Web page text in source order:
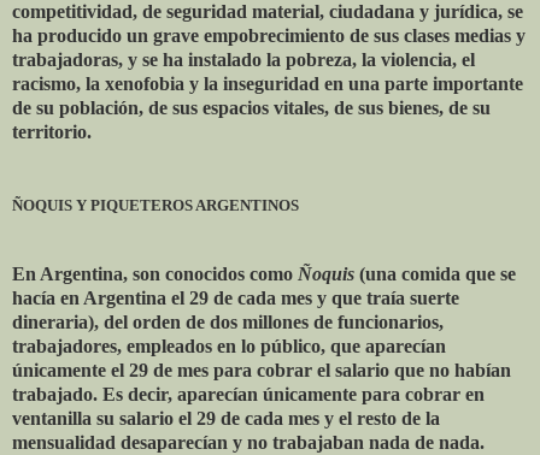
competitividad, de seguridad material, ciudadana y jurídica, se
ha producido un grave empobrecimiento de sus clases medias y
trabajadoras, y se ha instalado la pobreza, la violencia, el
racismo, la xenofobia y la inseguridad en una parte importante
de su población, de sus espacios vitales, de sus bienes, de su
territorio.
ÑOQUIS Y PIQUETEROS ARGENTINOS
En Argentina, son conocidos como Ñoquis (una comida que se
hacía en Argentina el 29 de cada mes y que traía suerte
dineraria), del orden de dos millones de funcionarios,
trabajadores, empleados en lo público, que aparecían
únicamente el 29 de mes para cobrar el salario que no habían
trabajado. Es decir, aparecían únicamente para cobrar en
ventanilla su salario el 29 de cada mes y el resto de la
mensualidad desaparecían y no trabajaban nada de nada.